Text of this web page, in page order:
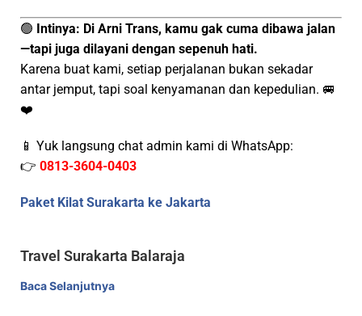
🟢 Intinya: Di Arni Trans, kamu gak cuma dibawa jalan
—tapi juga dilayani dengan sepenuh hati.
Karena buat kami, setiap perjalanan bukan sekadar
antar jemput, tapi soal kenyamanan dan kepedulian. 🚐
❤️
📱 Yuk langsung chat admin kami di WhatsApp:
👉 0813-3604-0403
Paket Kilat Surakarta ke Jakarta
Travel Surakarta Balaraja
Baca Selanjutnya